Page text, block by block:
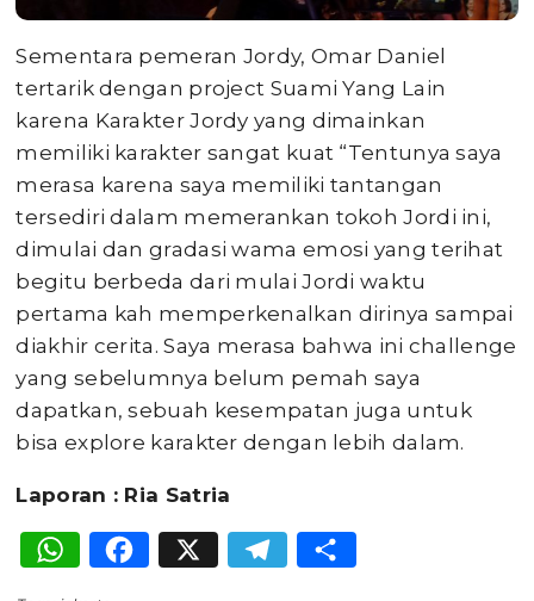
Sementara pemeran Jordy, Omar Daniel
tertarik dengan project Suami Yang Lain
karena Karakter Jordy yang dimainkan
memiliki karakter sangat kuat “Tentunya saya
merasa karena saya memiliki tantangan
tersediri dalam memerankan tokoh Jordi ini,
dimulai dan gradasi wama emosi yang terihat
begitu berbeda dari mulai Jordi waktu
pertama kah memperkenalkan dirinya sampai
diakhir cerita. Saya merasa bahwa ini challenge
yang sebelumnya belum pemah saya
dapatkan, sebuah kesempatan juga untuk
bisa explore karakter dengan lebih dalam.
Laporan : Ria Satria
WhatsApp
Facebook
X Telegram